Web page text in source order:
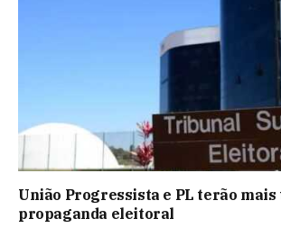
União Progressista e PL terão mais
propaganda eleitoral